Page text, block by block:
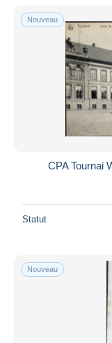
Uniquement en
Livraison
Méthodes de
PayPal
Visa
Tout désélectionner
Monde entier
Nouveau
CPA Tournai
Statut
Nouveau